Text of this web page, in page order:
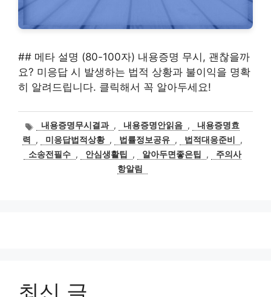
## 메타 설명 (80-100자) 내용증명 무시, 괜찮을까
요? 미응답 시 발생하는 법적 상황과 불이익을 명확
히 알려드립니다. 클릭해서 꼭 알아두세요!
태내용증명무시결과 , 내용증명안읽음 ,
내용증명효
력
, 미응답법적상황 , 법률정보공유 , 법적대응준비
,
소송전필수 , 안심생활팁 , 알아두면좋은팁 ,
주의사
항알림
최신 글